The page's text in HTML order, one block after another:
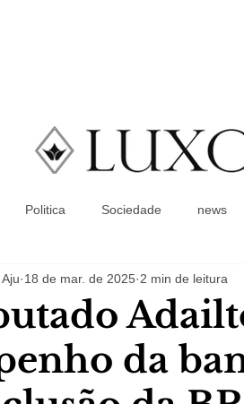
Politica Sociedade news
da
18 de mar. de 2025 2 min de leitura